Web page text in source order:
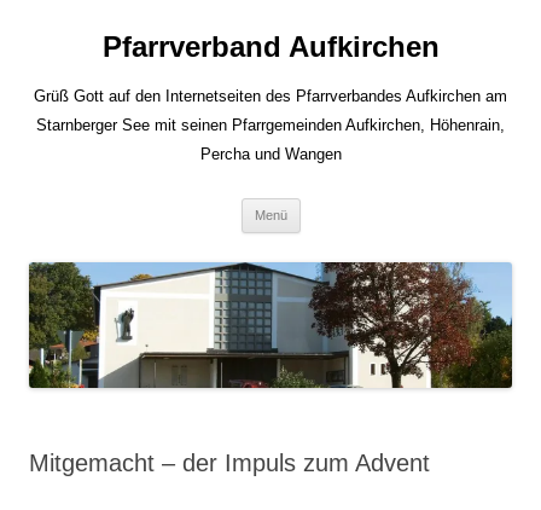
Pfarrverband Aufkirchen
Grüß Gott auf den Internetseiten des Pfarrverbandes Aufkirchen am
Starnberger See mit seinen Pfarrgemeinden Aufkirchen, Höhenrain,
Percha und Wangen
Menü
Mitgemacht – der Impuls zum Advent